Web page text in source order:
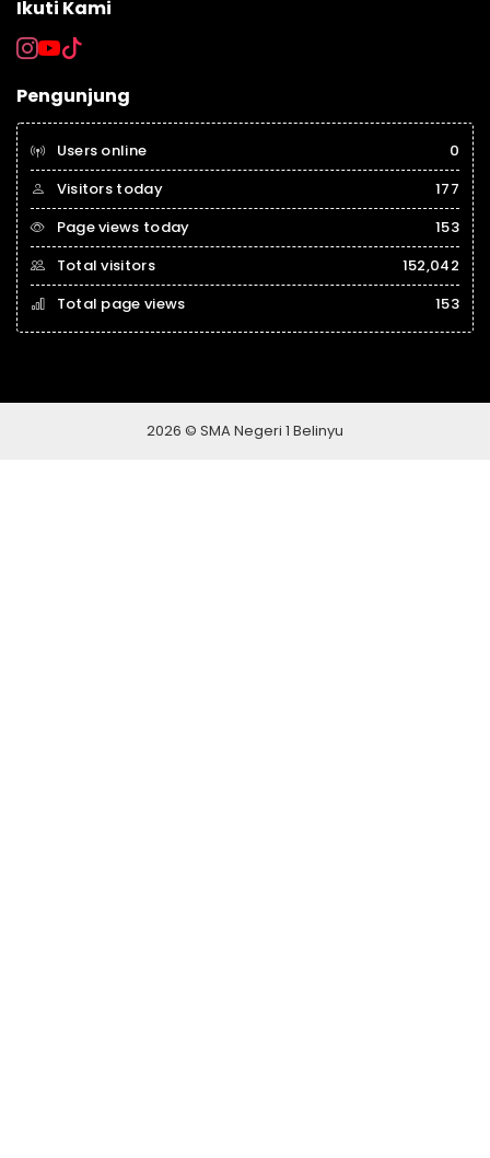
Ikuti Kami
Pengunjung
Users online
0
Visitors today
177
Page views today
153
Total visitors
152,042
Total page views
153
2026 © SMA Negeri 1 Belinyu